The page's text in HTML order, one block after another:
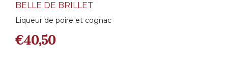
BELLE DE BRILLET
Liqueur de poire et cognac
€40,50